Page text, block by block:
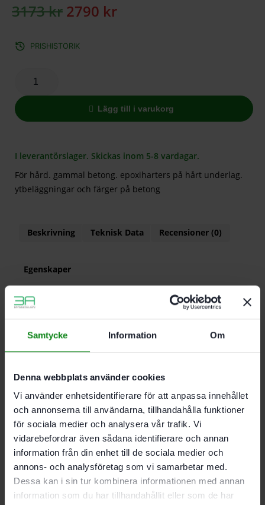
Samtycke Information Om
Denna webbplats använder cookies
Vi använder enhetsidentifierare för att anpassa innehållet
och annonserna till användarna, tillhandahålla funktioner
för sociala medier och analysera vår trafik. Vi
vidarebefordrar även sådana identifierare och annan
information från din enhet till de sociala medier och
annons- och analysföretag som vi samarbetar med.
Dessa kan i sin tur kombinera informationen med annan
information som du har tillhandahållit eller som de har
3173kr 2790 kr
PRISHISTORIK
Lägg till i varukorg
I leverantörslager. Skickas inom 5-8 vardagar.
För hård. gammal betong. epoxiharters på hårt underlag.
ytbeläggningar och färger på betong
Beskrivning Teknisk Data Recensioner (0)
Egenskaper
underlag samt ytbeläggningar och färger på
mm
Det finns inga recensioner än.
Bli först med att recensera ”Festool Diamantskiva DIA
HARD-D80”
Du måste varainloggadför att skriva en recension.